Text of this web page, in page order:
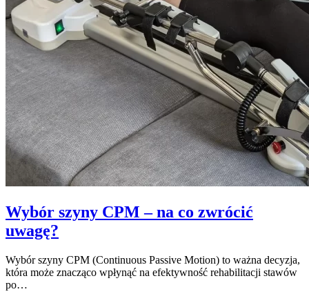
Wybór szyny CPM – na co zwrócić
uwagę?
Wybór szyny CPM (Continuous Passive Motion) to ważna decyzja,
która może znacząco wpłynąć na efektywność rehabilitacji stawów
po…